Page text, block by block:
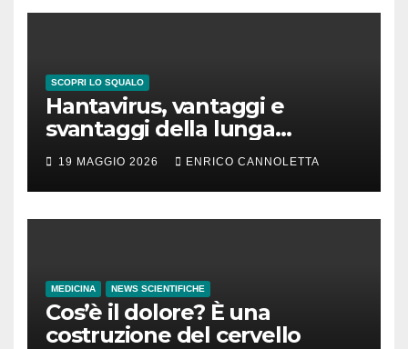
SCOPRI LO SQUALO
Hantavirus, vantaggi e
svantaggi della lunga
incubazione
19 MAGGIO 2026 ENRICO CANNOLETTA
MEDICINA NEWS SCIENTIFICHE
Cos’è il dolore? È una
costruzione del cervello